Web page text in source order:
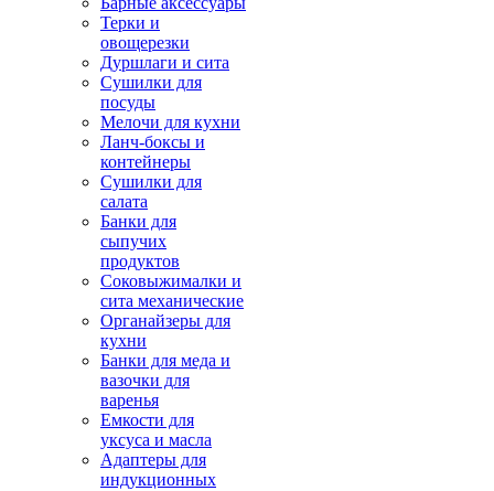
Терки и
овощерезки
Дуршлаги и сита
Сушилки для
посуды
Мелочи для кухни
Ланч-боксы и
контейнеры
Сушилки для
салата
Банки для
сыпучих
продуктов
Соковыжималки и
сита механические
Органайзеры для
кухни
Банки для меда и
вазочки для
варенья
Емкости для
уксуса и масла
Адаптеры для
индукционных